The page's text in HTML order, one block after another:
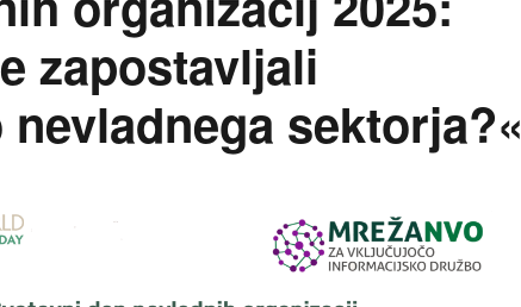
zapostavljali
sektorja?«